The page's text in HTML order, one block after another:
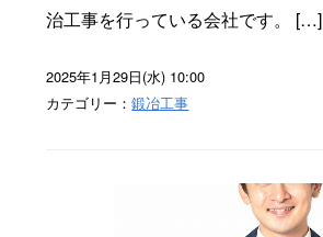
治工事を行っている会社です。 […]
2025年1月29日(水) 10:00
カテゴリー：鍛冶工事